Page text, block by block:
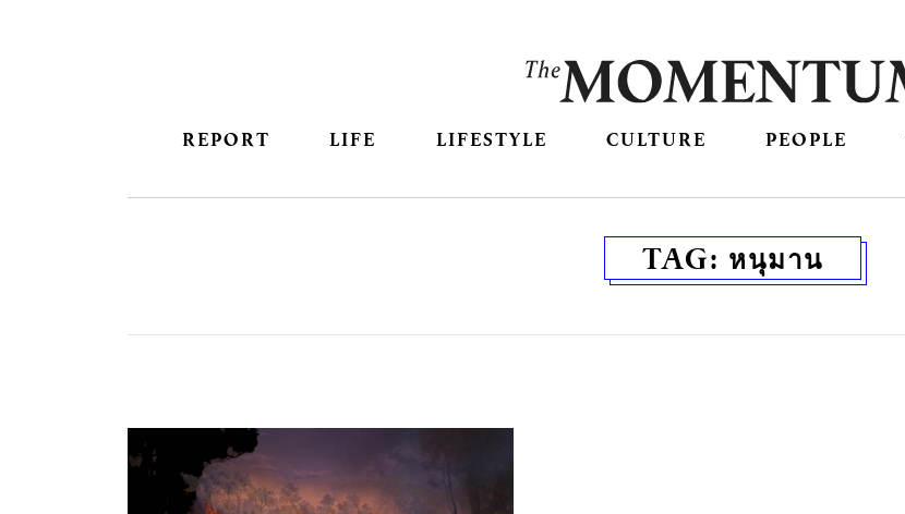
REPORT LIFE LIFESTYLE CULTURE PEOPLE
TAG: หนุมาน